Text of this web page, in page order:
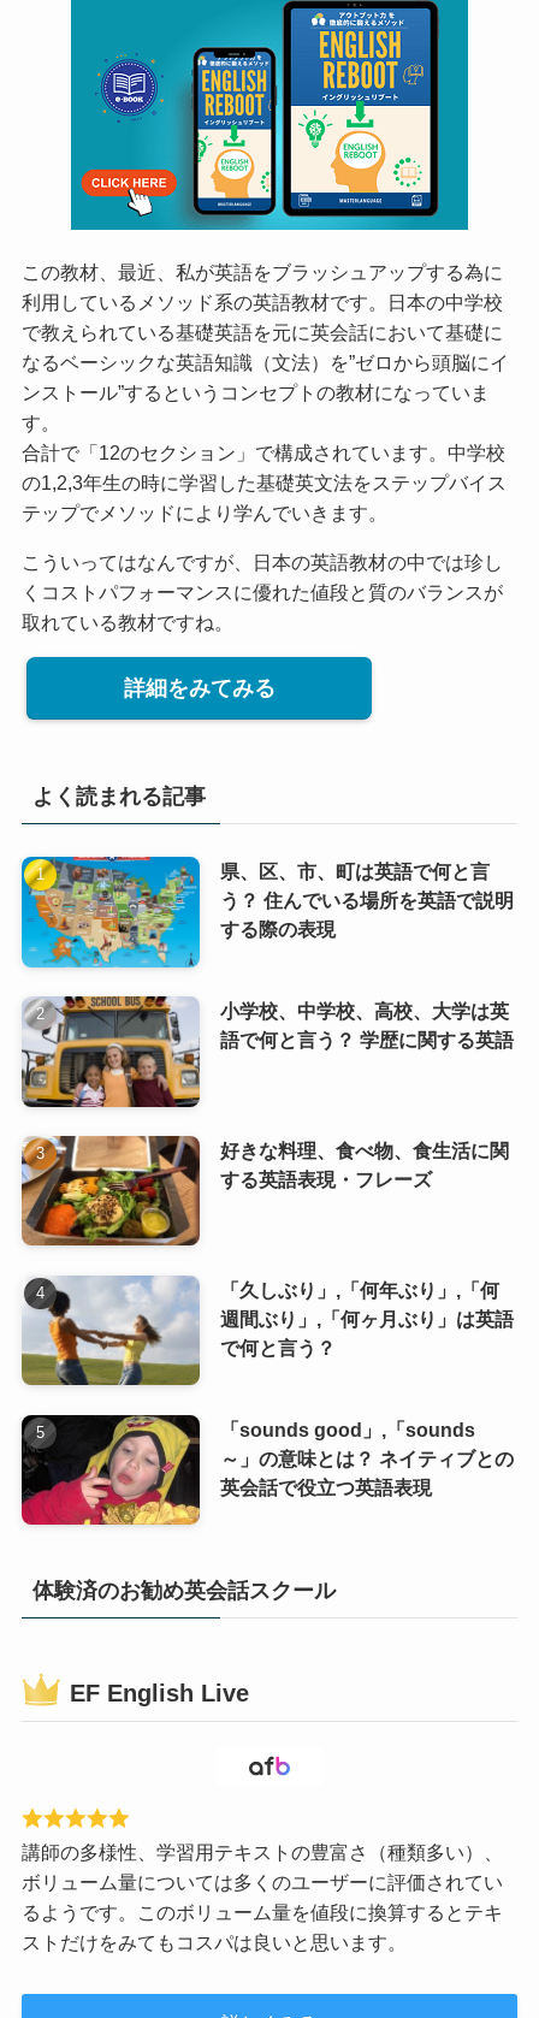
この教材、最近、私が英語をブラッシュアップする為に
利用しているメソッド系の英語教材です。日本の中学校
で教えられている基礎英語を元に英会話において基礎に
なるベーシックな英語知識（文法）を”ゼロから頭脳にイ
ンストール”するというコンセプトの教材になっていま
す。
合計で「12のセクション」で構成されています。中学校
の1,2,3年生の時に学習した基礎英文法をステップバイス
テップでメソッドにより学んでいきます。
こういってはなんですが、日本の英語教材の中では珍し
くコストパフォーマンスに優れた値段と質のバランスが
取れている教材ですね。
詳細をみてみる
よく読まれる記事
県、区、市、町は英語で何と言
う？ 住んでいる場所を英語で説明
する際の表現
小学校、中学校、高校、大学は英
語で何と言う？ 学歴に関する英語
好きな料理、食べ物、食生活に関
する英語表現・フレーズ
「久しぶり」,「何年ぶり」,「何
週間ぶり」,「何ヶ月ぶり」は英語
で何と言う？
「sounds good」,「sounds
～」の意味とは？ ネイティブとの
英会話で役立つ英語表現
体験済のお勧め英会話スクール
EF English Live
講師の多様性、学習用テキストの豊富さ（種類多い）、
ボリューム量については多くのユーザーに評価されてい
るようです。このボリューム量を値段に換算するとテキ
ストだけをみてもコスパは良いと思います。